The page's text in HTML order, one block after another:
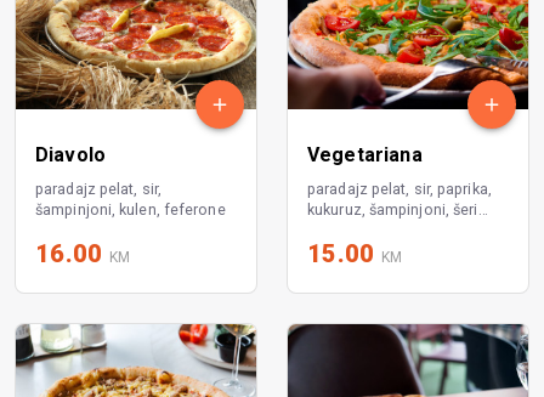
Diavolo
paradajz pelat, sir,
šampinjoni, kulen, feferone
16.00 KM
Vegetariana
paradajz pelat, sir, paprika,
kukuruz, šampinjoni, šeri
15.00 KM